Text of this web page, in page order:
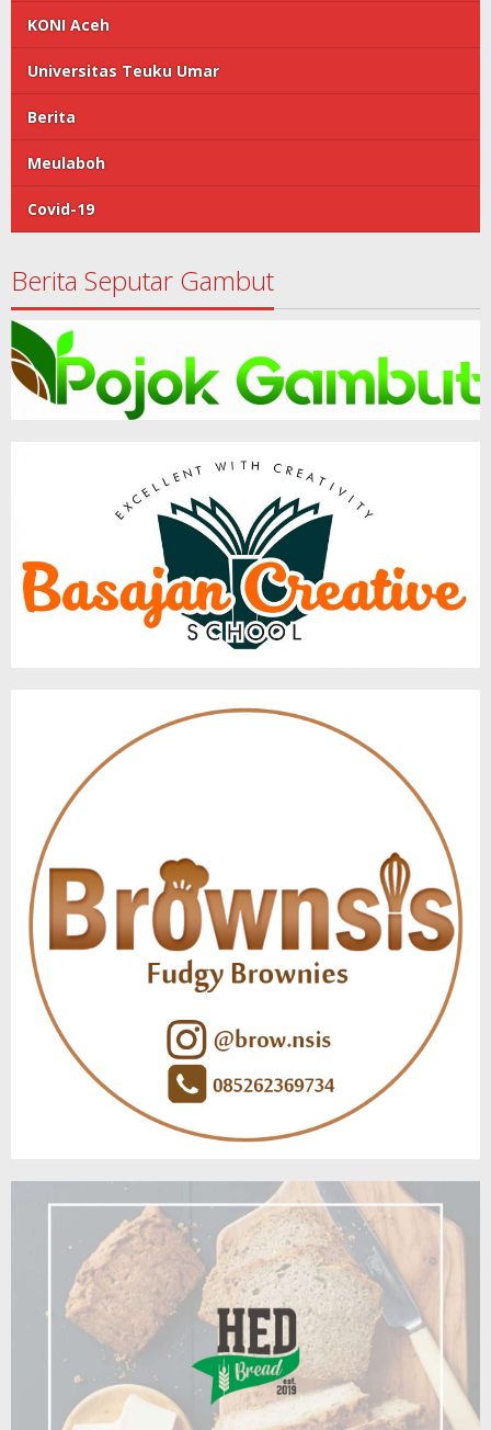
KONI Aceh
Universitas Teuku Umar
Berita
Meulaboh
Covid-19
Berita Seputar Gambut